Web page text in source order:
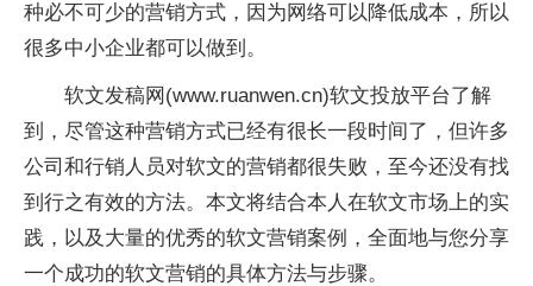
种必不可少的营销方式，因为网络可以降低成本，所以
很多中小企业都可以做到。
软文发稿网(www.ruanwen.cn)软文投放平台了解
到，尽管这种营销方式已经有很长一段时间了，但许多
公司和行销人员对软文的营销都很失败，至今还没有找
到行之有效的方法。本文将结合本人在软文市场上的实
践，以及大量的优秀的软文营销案例，全面地与您分享
一个成功的软文营销的具体方法与步骤。